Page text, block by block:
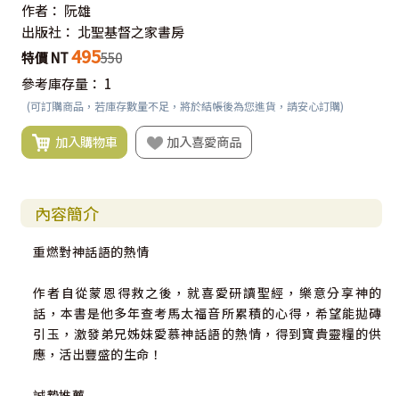
作者： 阮雄
出版社： 北聖基督之家書房
特價 NT495550
參考庫存量： 1
(可訂購商品，若庫存數量不足，將於結帳後為您進貨，請安心訂購)
加入購物車 加入喜愛商品
內容簡介
重燃對神話語的熱情
作者自從蒙恩得救之後，就喜愛研讀聖經，樂意分享神的
話，本書是他多年查考馬太福音所累積的心得，希望能拋磚
引玉，激發弟兄姊妹愛慕神話語的熱情，得到寶貴靈糧的供
應，活出豐盛的生命！